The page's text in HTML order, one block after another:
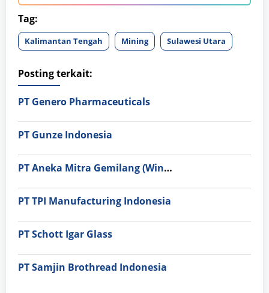
Tag:
Kalimantan Tengah Mining Sulawesi Utara
Posting terkait:
PT Genero Pharmaceuticals
PT Gunze Indonesia
PT Aneka Mitra Gemilang (Wings Group)
PT TPI Manufacturing Indonesia
PT Schott Igar Glass
PT Samjin Brothread Indonesia